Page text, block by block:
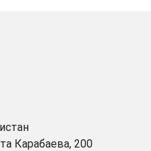
Карабаева, 200